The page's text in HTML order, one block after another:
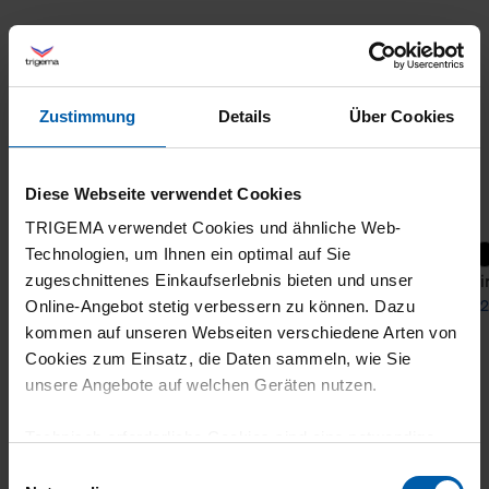
Zustimmung Details Über Cookies
Diese Webseite verwendet Cookies
TRIGEMA verwendet Cookies und ähnliche Web-
Technologien, um Ihnen ein optimal auf Sie
zugeschnittenes Einkaufserlebnis bieten und unser
Online-Angebot stetig verbessern zu können. Dazu
kommen auf unseren Webseiten verschiedene Arten von
Cookies zum Einsatz, die Daten sammeln, wie Sie
unsere Angebote auf welchen Geräten nutzen.
+7
T-Shirt 100% Cotton
from 27,40 €
T-
from